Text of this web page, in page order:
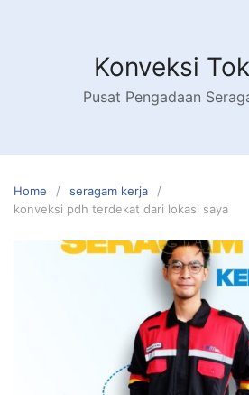
Konveksi
Pusat Pengadaan
Home
seragam kerja
konveksi pdh terdekat dari lokasi saya